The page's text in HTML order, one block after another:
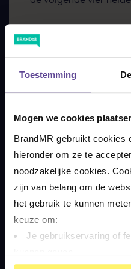
Toestemming
Mogen we cookies
BrandMR gebruikt cookies
hieronder om ze te
noodzakelijke cookies.
zijn van belang om de
het gebruik te kunnen
keuze om:
Je gebruikservaring of
HET
Tijdens een
onze
haalbaarheid
Meer